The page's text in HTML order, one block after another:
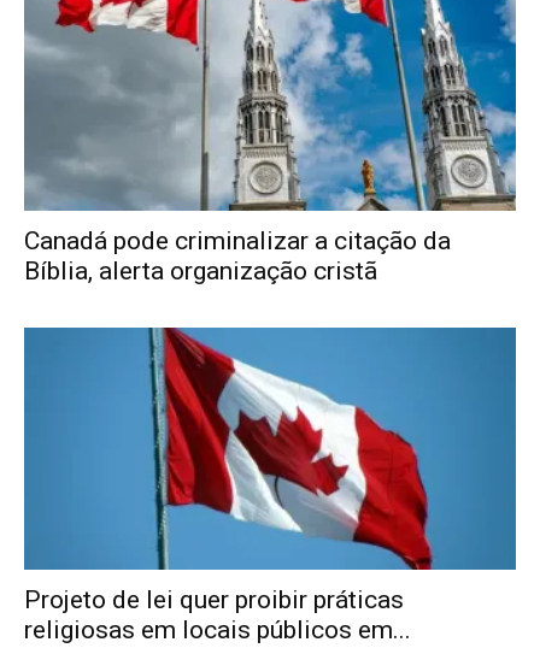
Canadá pode criminalizar a citação da
Bíblia, alerta organização cristã
Projeto de lei quer proibir práticas
religiosas em locais públicos em...